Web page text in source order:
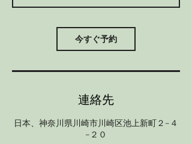
分
今すぐ予約
連絡先
日本、神奈川県川崎市川崎区池上新町２−４
−２０